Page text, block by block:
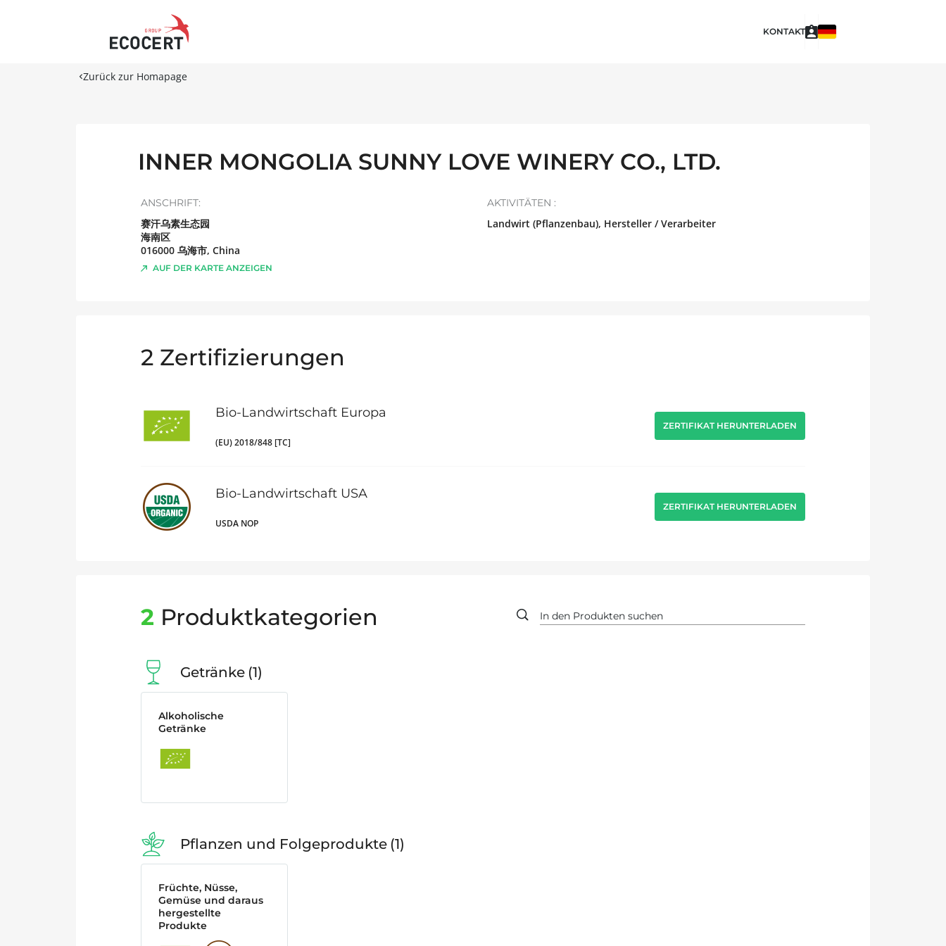
KONTAKT
Zurück zur Homapage
INNER MONGOLIA SUNNY LOVE WINERY CO., LTD.
ANSCHRIFT:
赛汗乌素生态园
海南区
016000 乌海市, China
AUF DER KARTE ANZEIGEN
AKTIVITÄTEN :
Landwirt (Pflanzenbau), Hersteller / Verarbeiter
2 Zertifizierungen
Bio-Landwirtschaft Europa
(EU) 2018/848 [TC]
ZERTIFIKAT HERUNTERLADEN
Bio-Landwirtschaft USA
USDA NOP
ZERTIFIKAT HERUNTERLADEN
2 Produktkategorien
Getränke 1
Alkoholische
Getränke
Pflanzen und Folgeprodukte 1
Früchte, Nüsse,
Gemüse und daraus
hergestellte
Produkte